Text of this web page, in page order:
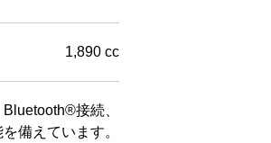
1,890 cc
接続、
備えています。